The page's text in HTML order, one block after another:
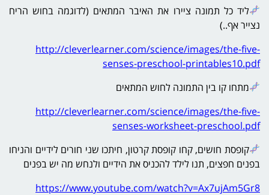
ליד כל תמונה ציירו את האיבר המתאים (לדוגמה בחוש הריח
נצייר אף..)
http://cleverlearner.com/science/images/the-five-
senses-preschool-printables10.pdf
מתחו קו בין התמונה לחוש המתאים
http://cleverlearner.com/science/images/the-five-
senses-worksheet-preschool.pdf
קופסת חושים, קחו קופסת קרטון, חיתכו שני חורים לידיים והניחו
בפנים חפצים, תנו לילד להכניס את הידיים ולנחש מה יש בפנים
https://www.youtube.com/watch?v=Ax7ujAm5Gr8